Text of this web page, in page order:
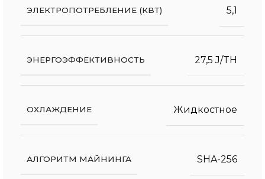
ЭЛЕКТРОПОТРЕБЛЕНИЕ (КВТ) 5,1
ЭНЕРГОЭФФЕКТИВНОСТЬ 27,5 J/TH
ОХЛАЖДЕНИЕ Жидкостное
АЛГОРИТМ МАЙНИНГА SHA-256